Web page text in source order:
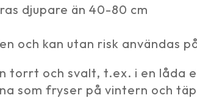
djupare än 40-80 cm
och kan utan risk användas
torrt och svalt, t.ex. i en låda
som fryser på vintern och